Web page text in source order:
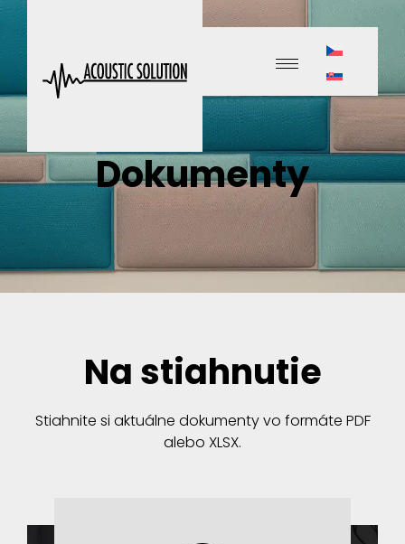
Dokumenty
Na stiahnutie
Stiahnite si aktuálne dokumenty vo formáte PDF
alebo XLSX.